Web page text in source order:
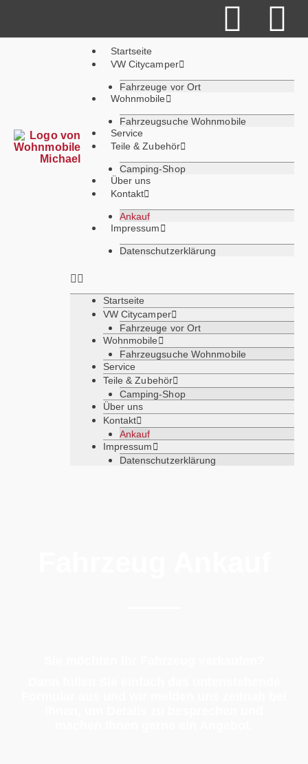
Startseite
VW Citycamper
Fahrzeuge vor Ort
Wohnmobile
Fahrzeugsuche Wohnmobile
Service
Teile & Zubehör
Camping-Shop
Über uns
Kontakt
Ankauf
Impressum
Datenschutzerklärung
Startseite
VW Citycamper
Fahrzeuge vor Ort
Wohnmobile
Fahrzeugsuche Wohnmobile
Service
Teile & Zubehör
Camping-Shop
Über uns
Kontakt
Ankauf
Impressum
Datenschutzerklärung